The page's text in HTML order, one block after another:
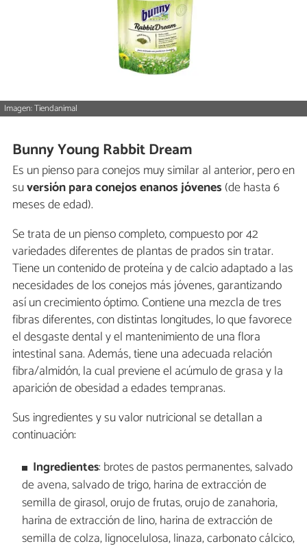
Imagen: Tiendanimal
Bunny Young Rabbit Dream
Es un pienso para conejos muy similar al anterior, pero en
suversión para conejos enanos jóvenes (de hasta 6
meses de edad).
Se trata de un pienso completo, compuesto por 42
variedades diferentes de plantas de prados sin tratar.
Tiene un contenido de proteína y de calcio adaptado a las
necesidades de los conejos más jóvenes, garantizando
así un crecimiento óptimo. Contiene una mezcla de tres
fibras diferentes, con distintas longitudes, lo que favorece
el desgaste dental y el mantenimiento de una flora
intestinal sana. Además, tiene una adecuada relación
fibra/almidón, la cual previene el acúmulo de grasa y la
aparición de obesidad a edades tempranas.
Sus ingredientes y su valor nutricional se detallan a
continuación:
Ingredientes: brotes de pastos permanentes, salvado
de avena, salvado de trigo, harina de extracción de
semilla de girasol, orujo de frutas, orujo de zanahoria,
harina de extracción de lino, harina de extracción de
semilla de colza, lignocelulosa, linaza, carbonato cálcico,